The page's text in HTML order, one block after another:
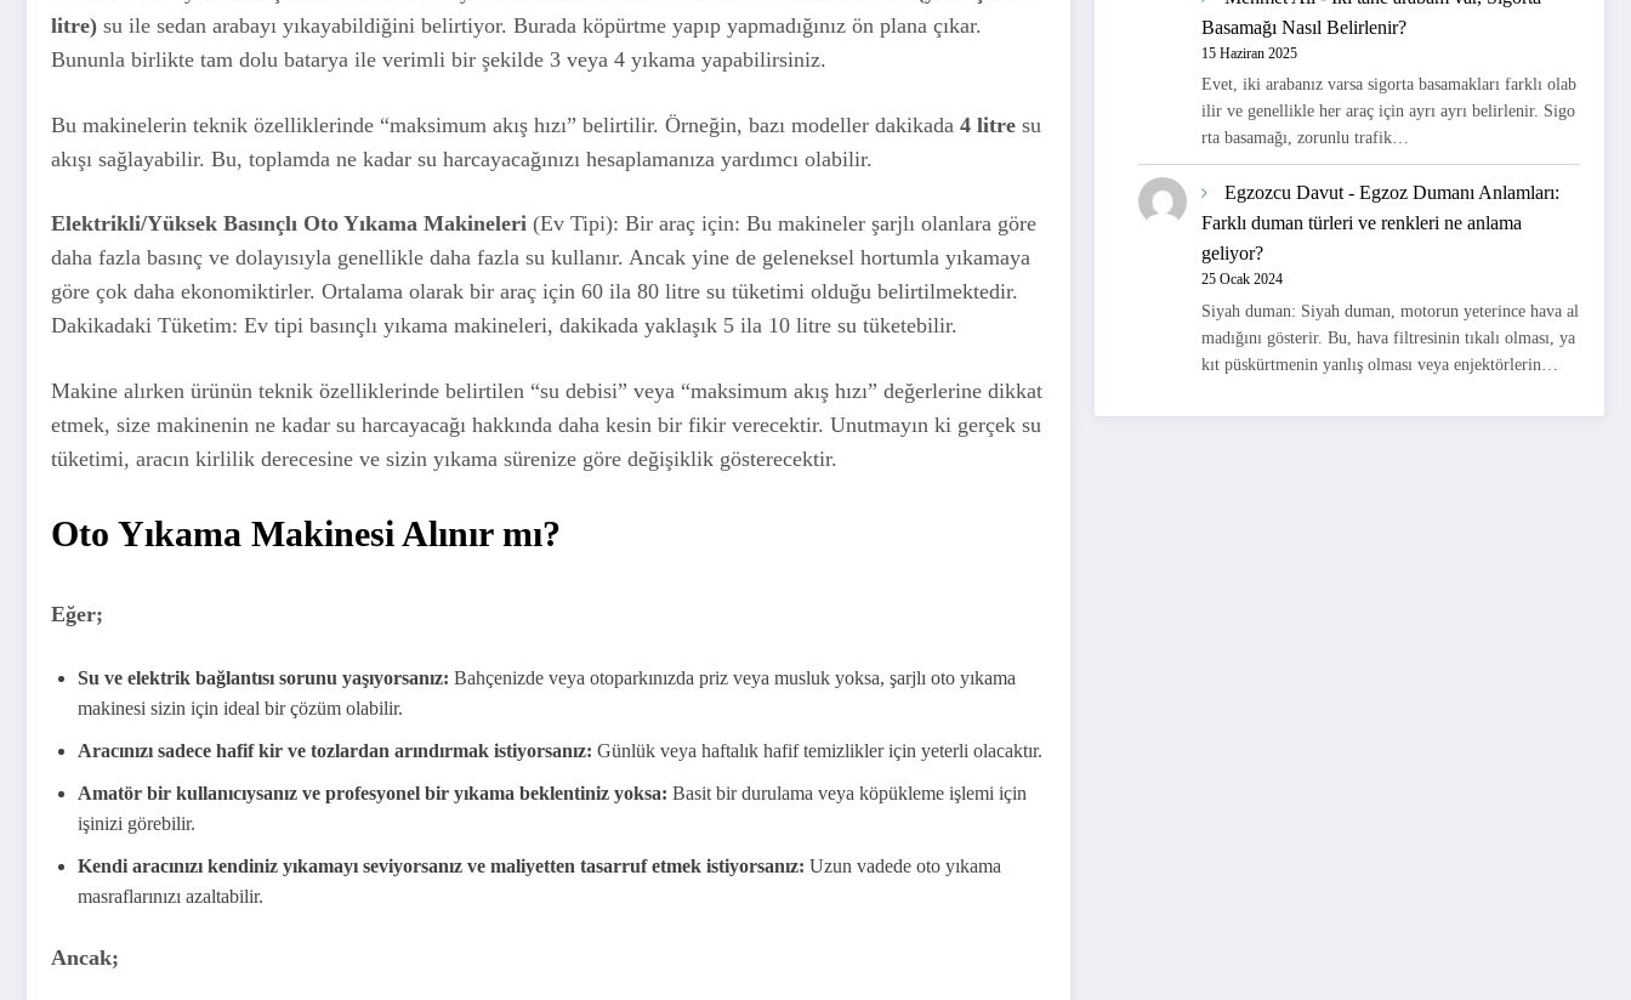
litre) su ile sedan arabayı yıkayabildiğini belirtiyor. Burada köpürtme yapıp yapmadığınız ön plana çıkar.
Bununla birlikte tam dolu batarya ile verimli bir şekilde 3 veya 4 yıkama yapabilirsiniz.
Bu makinelerin teknik özelliklerinde “maksimum akış hızı” belirtilir. Örneğin, bazı modeller dakikada 4 litre su
akışı sağlayabilir. Bu, toplamda ne kadar su harcayacağınızı hesaplamanıza yardımcı olabilir.
Elektrikli/Yüksek Basınçlı Oto Yıkama Makineleri (Ev Tipi): Bir araç için: Bu makineler şarjlı olanlara göre
daha fazla basınç ve dolayısıyla genellikle daha fazla su kullanır. Ancak yine de geleneksel hortumla yıkamaya
göre çok daha ekonomiktirler. Ortalama olarak bir araç için 60 ila 80 litre su tüketimi olduğu belirtilmektedir.
Dakikadaki Tüketim: Ev tipi basınçlı yıkama makineleri, dakikada yaklaşık 5 ila 10 litre su tüketebilir.
Makine alırken ürünün teknik özelliklerinde belirtilen “su debisi” veya “maksimum akış hızı” değerlerine dikkat
etmek, size makinenin ne kadar su harcayacağı hakkında daha kesin bir fikir verecektir. Unutmayın ki gerçek su
tüketimi, aracın kirlilik derecesine ve sizin yıkama sürenize göre değişiklik gösterecektir.
Oto Yıkama Makinesi Alınır mı?
Eğer;
Su ve elektrik bağlantısı sorunu yaşıyorsanız: Bahçenizde veya otoparkınızda priz veya musluk yoksa, şarjlı oto yıkama
makinesi sizin için ideal bir çözüm olabilir.
Aracınızı sadece hafif kir ve tozlardan arındırmak istiyorsanız: Günlük veya haftalık hafif temizlikler için yeterli olacaktır.
Amatör bir kullanıcıysanız ve profesyonel bir yıkama beklentiniz yoksa: Basit bir durulama veya köpükleme işlemi için
işinizi görebilir.
Kendi aracınızı kendiniz yıkamayı seviyorsanız ve maliyetten tasarruf etmek istiyorsanız: Uzun vadede oto yıkama
masraflarınızı azaltabilir.
Ancak;
Basamağı Nasıl Belirlenir?
15 Haziran 2025
Evet, iki arabanız varsa sigorta basamakları farklı olab
ilir ve genellikle her araç için ayrı ayrı belirlenir. Sigo
rta basamağı, zorunlu trafik…
Egzozcu Davut-Egzoz Dumanı Anlamları:
Farklı duman türleri ve renkleri ne anlama
geliyor?
25 Ocak 2024
Siyah duman: Siyah duman, motorun yeterince hava al
madığını gösterir. Bu, hava filtresinin tıkalı olması, ya
kıt püskürtmenin yanlış olması veya enjektörlerin…